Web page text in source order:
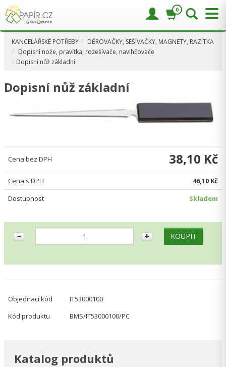
KANCELÁŘSKÉ POTŘEBY
DĚROVAČKY, SEŠÍVAČKY, MAGNETY, RAZÍTKA
Dopisní nože, pravítka, rozešívače, navlhčovače
Dopisní nůž základní
Dopisní nůž základní
Cena bez DPH 38,10 Kč
Cena s DPH
46,10 Kč
Dostupnost
Skladem
Objednací kód
IT53000100
Kód produktu
BMS/IT53000100/PC
Katalog produktů
0